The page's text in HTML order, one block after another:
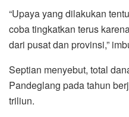
“Upaya yang dilakukan
coba tingkatkan terus
dari pusat dan provinsi,”
Septian menyebut, total
Pandeglang pada tahun
triliun.